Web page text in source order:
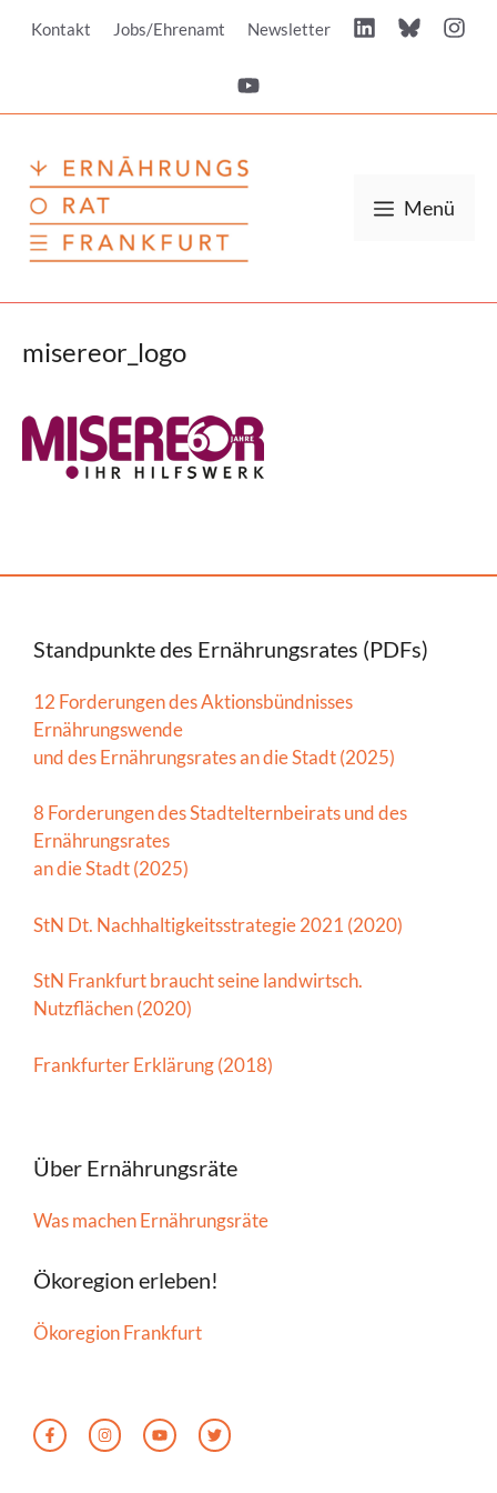
InhaltKontakt Jobs/Ehrenamt Newsletter
Menü
misereor_logo
Standpunkte des Ernährungsrates (PDFs)
12 Forderungen des Aktionsbündnisses
Ernährungswende
und des Ernährungsrates an die Stadt (2025)
8 Forderungen des Stadtelternbeirats und des
Ernährungsrates
an die Stadt (2025)
StN Dt. Nachhaltigkeitsstrategie 2021 (2020)
StN Frankfurt braucht seine landwirtsch.
Nutzflächen (2020)
Frankfurter Erklärung (2018)
Über Ernährungsräte
Was machen Ernährungsräte
Ökoregion erleben!
Ökoregion Frankfurt